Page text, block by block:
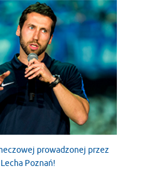
prowadzonej przez
Poznań!